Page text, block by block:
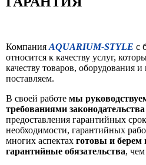
Компания AQUARIUM-STYLE с
относится к качеству услуг,
качеству товаров, оборудования
поставляем.
В своей работе мы
требованиями
предоставления гарантийных
необходимости, гарантийных
многих аспектах готовы и берем
гарантийные обязательства,